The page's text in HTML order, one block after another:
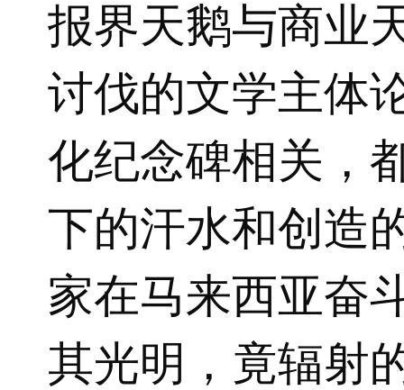
报界天鹅与商业
讨伐的文学主体
化纪念碑相关，
下的汗水和创造
家在马来西亚奋
其光明，竟辐射